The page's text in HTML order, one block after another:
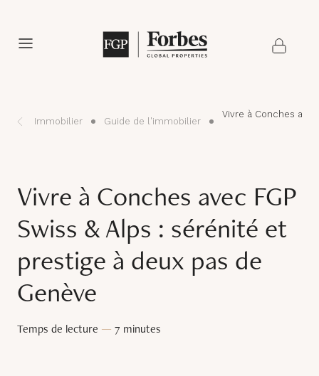
Immobilier Guide de l'immobilier
Vivre à Conches
Vivre à Conches avec FGP
Swiss & Alps : sérénité et
prestige à deux pas de
Genève
Temps de lecture — 7 minutes